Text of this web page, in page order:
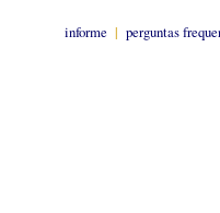
informe | perguntas